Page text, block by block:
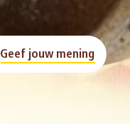
Geef jouw mening